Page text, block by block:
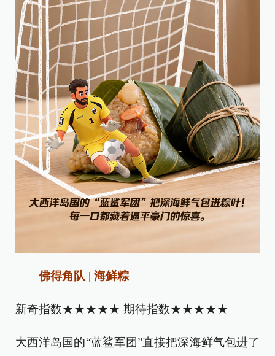
佛得角队 | 海鲜粽
新奇指数★★★★★ 期待指数★★★★★
大西洋岛国的“蓝鲨军团”直接把深海鲜气包进了